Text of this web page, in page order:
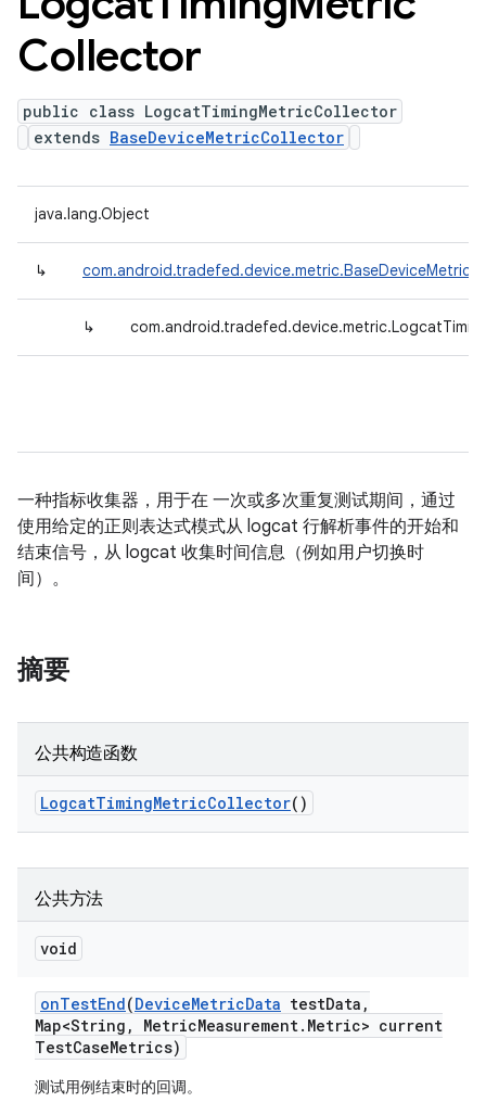
Collector
public class LogcatTimingMetricCollector
extends BaseDeviceMetricCollector
java.lang.Object
↳
↳
一种指标收集器，用于在 一次或多次重复测试期间，通过
使用给定的正则表达式模式从 logcat 行解析事件的开始和
结束信号，从 logcat 收集时间信息（例如用户切换时
间）。
摘要
公共构造函数
LogcatTimingMetricCollector()
公共方法
void
onTestEnd(DeviceMetricData testData ,
Map<String , MetricMeasurement. Metric> current
TestCaseMetrics)
测试用例结束时的回调。